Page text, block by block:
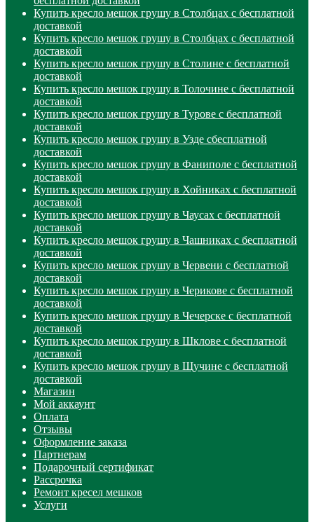
Купить кресло мешок грушу в Столбцах с бесплатной
доставкой
Купить кресло мешок грушу в Столбцах с бесплатной
доставкой
Купить кресло мешок грушу в Столине с бесплатной
доставкой
Купить кресло мешок грушу в Толочине с бесплатной
доставкой
Купить кресло мешок грушу в Турове с бесплатной
доставкой
Купить кресло мешок грушу в Узде сбесплатной
доставкой
Купить кресло мешок грушу в Фаниполе с бесплатной
доставкой
Купить кресло мешок грушу в Хойниках с бесплатной
доставкой
Купить кресло мешок грушу в Чаусах с бесплатной
доставкой
Купить кресло мешок грушу в Чашниках с бесплатной
доставкой
Купить кресло мешок грушу в Червени с бесплатной
доставкой
Купить кресло мешок грушу в Черикове с бесплатной
доставкой
Купить кресло мешок грушу в Чечерске с бесплатной
доставкой
Купить кресло мешок грушу в Шклове с бесплатной
доставкой
Купить кресло мешок грушу в Щучине с бесплатной
доставкой
Магазин
Мой аккаунт
Оплата
Отзывы
Оформление заказа
Партнерам
Подарочный сертификат
Рассрочка
Ремонт кресел мешков
Услуги